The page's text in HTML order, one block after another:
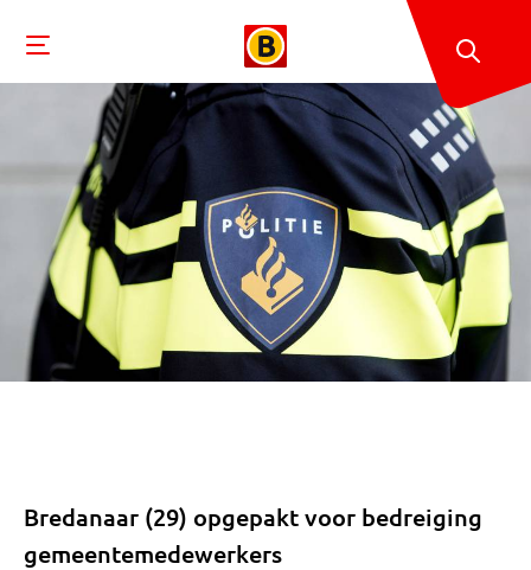
Bredanaar (29) opgepakt voor bedreiging
gemeentemedewerkers